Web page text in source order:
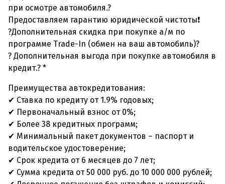
при осмотре автомобиля.?
Предоставляем гарантию юридической чистоты❗
?Дополнительная скидка при покупке а/м по
программе Trade-In (обмен на ваш автомобиль)?
? Дополнительная выгода при покупке автомобиля в
кредит.? *
Преимущества автокредитования:
✔ Ставка по кредиту от 1.9% годовых;
✔ Первоначальный взнос от 0%;
✔ Более 38 кредитных программ;
✔ Минимальный пакет документов – паспорт и
водительское удостоверение;
✔ Срок кредита от 6 месяцев до 7 лет;
✔ Сумма кредита от 50 000 руб. до 10 000 000 рублей;